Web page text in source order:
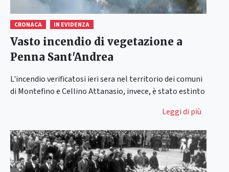
CRONACA IN EVIDENZA
Vasto incendio di vegetazione a
Penna Sant'Andrea
L'incendio verificatosi ieri sera nel territorio dei comuni
di Montefino e Cellino Attanasio, invece, è stato estinto
Leggi di più